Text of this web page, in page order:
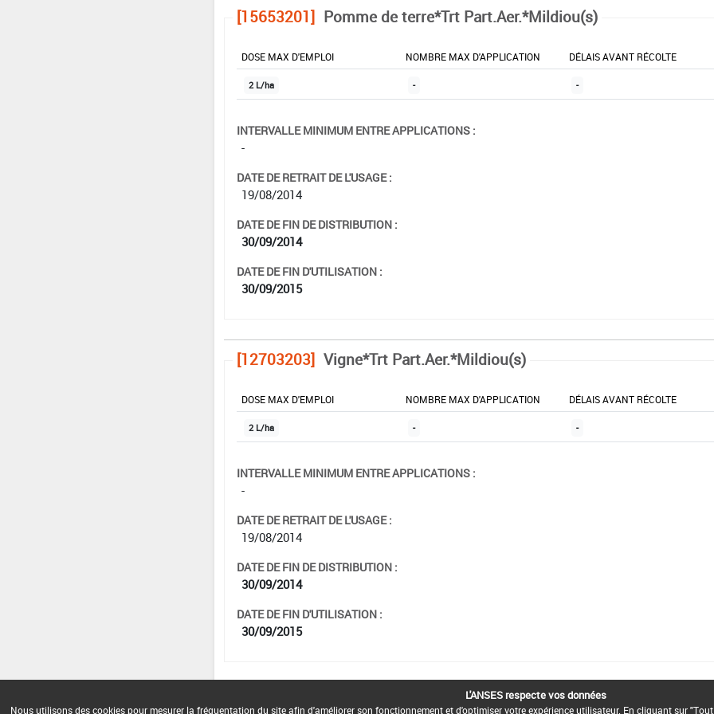
[15653201] Pomme de terre*Trt Part.Aer.*Mildiou(s)
DOSE MAX D'EMPLOI NOMBRE MAX D'APPLICATION DÉLAIS AVANT RÉCOLTE
2 L/ha - -
INTERVALLE MINIMUM ENTRE APPLICATIONS :
-
DATE DE RETRAIT DE L'USAGE :
19/08/2014
DATE DE FIN DE DISTRIBUTION :
30/09/2014
DATE DE FIN D'UTILISATION :
30/09/2015
[12703203] Vigne*Trt Part.Aer.*Mildiou(s)
DOSE MAX D'EMPLOI NOMBRE MAX D'APPLICATION DÉLAIS AVANT RÉCOLTE
2 L/ha - -
INTERVALLE MINIMUM ENTRE APPLICATIONS :
-
DATE DE RETRAIT DE L'USAGE :
19/08/2014
DATE DE FIN DE DISTRIBUTION :
30/09/2014
DATE DE FIN D'UTILISATION :
30/09/2015
L'ANSES respecte vos données
Nous utilisons des cookies pour mesurer la fréquentation du site afin d'améliorer son fonctionnement et d'optimiser votre expérience utilisateur. En cliquant sur